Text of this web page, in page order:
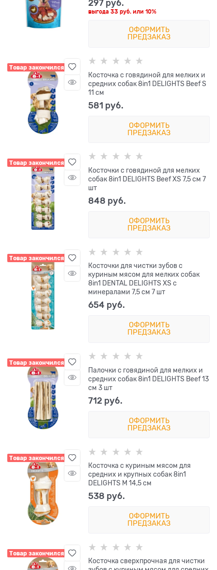
297 руб.
выгода33 руб. или10%
ОФОРМИТЬ
ПРЕДЗАКАЗ
Товар закончился
Косточка с говядиной для мелких и
средних собак 8in1 DELIGHTS Beef S
11 см
581 руб.
ОФОРМИТЬ
ПРЕДЗАКАЗ
Товар закончился
Косточки с говядиной для мелких
собак 8in1 DELIGHTS Beef XS 7,5 см 7
шт
848 руб.
ОФОРМИТЬ
ПРЕДЗАКАЗ
Товар закончился
Косточки для чистки зубов с
куриным мясом для мелких собак
8in1 DENTAL DELIGHTS XS с
минералами 7,5 см 7 шт
654 руб.
ОФОРМИТЬ
ПРЕДЗАКАЗ
Товар закончился
Палочки с говядиной для мелких и
средних собак 8in1 DELIGHTS Beef 13
см 3 шт
712 руб.
ОФОРМИТЬ
ПРЕДЗАКАЗ
Товар закончился
Косточка с куриным мясом для
средних и крупных собак 8in1
DELIGHTS M 14,5 см
538 руб.
ОФОРМИТЬ
ПРЕДЗАКАЗ
Товар закончился
Косточка сверхпрочная для чистки